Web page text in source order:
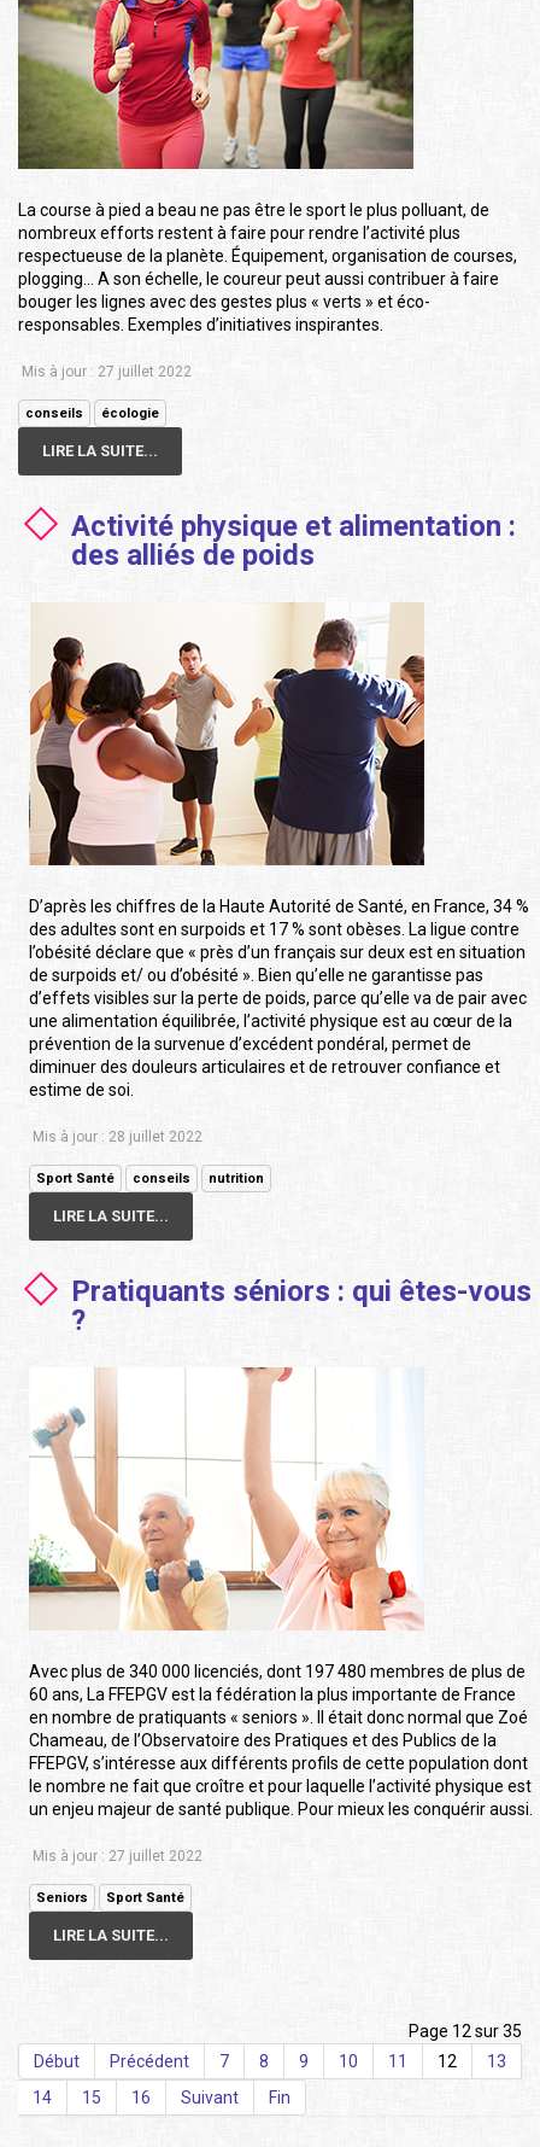
La course à pied a beau ne pas être le sport le plus polluant, de
nombreux efforts restent à faire pour rendre l’activité plus
respectueuse de la planète. Équipement, organisation de courses,
plogging… A son échelle, le coureur peut aussi contribuer à faire
bouger les lignes avec des gestes plus « verts » et éco-
responsables. Exemples d’initiatives inspirantes.
Mis à jour : 27 juillet 2022
conseils écologie
LIRE LA SUITE...
Activité physique et alimentation :
des alliés de poids
D’après les chiffres de la Haute Autorité de Santé, en France, 34 %
des adultes sont en surpoids et 17 % sont obèses. La ligue contre
l’obésité déclare que « près d’un français sur deux est en situation
de surpoids et/ ou d’obésité ». Bien qu’elle ne garantisse pas
d’effets visibles sur la perte de poids, parce qu’elle va de pair avec
une alimentation équilibrée, l’activité physique est au cœur de la
prévention de la survenue d’excédent pondéral, permet de
diminuer des douleurs articulaires et de retrouver confiance et
estime de soi.
Mis à jour : 28 juillet 2022
Sport Santé conseils nutrition
LIRE LA SUITE...
Pratiquants séniors : qui êtes-vous
?
Avec plus de 340 000 licenciés, dont 197 480 membres de plus de
60 ans, La FFEPGV est la fédération la plus importante de France
en nombre de pratiquants « seniors ». Il était donc normal que Zoé
Chameau, de l’Observatoire des Pratiques et des Publics de la
FFEPGV, s’intéresse aux différents profils de cette population dont
le nombre ne fait que croître et pour laquelle l’activité physique est
un enjeu majeur de santé publique. Pour mieux les conquérir aussi.
Mis à jour : 27 juillet 2022
Seniors Sport Santé
LIRE LA SUITE...
Page 12 sur 35
Début
Précédent 7 8 9 10 11 12
13
14
15 16 Suivant Fin